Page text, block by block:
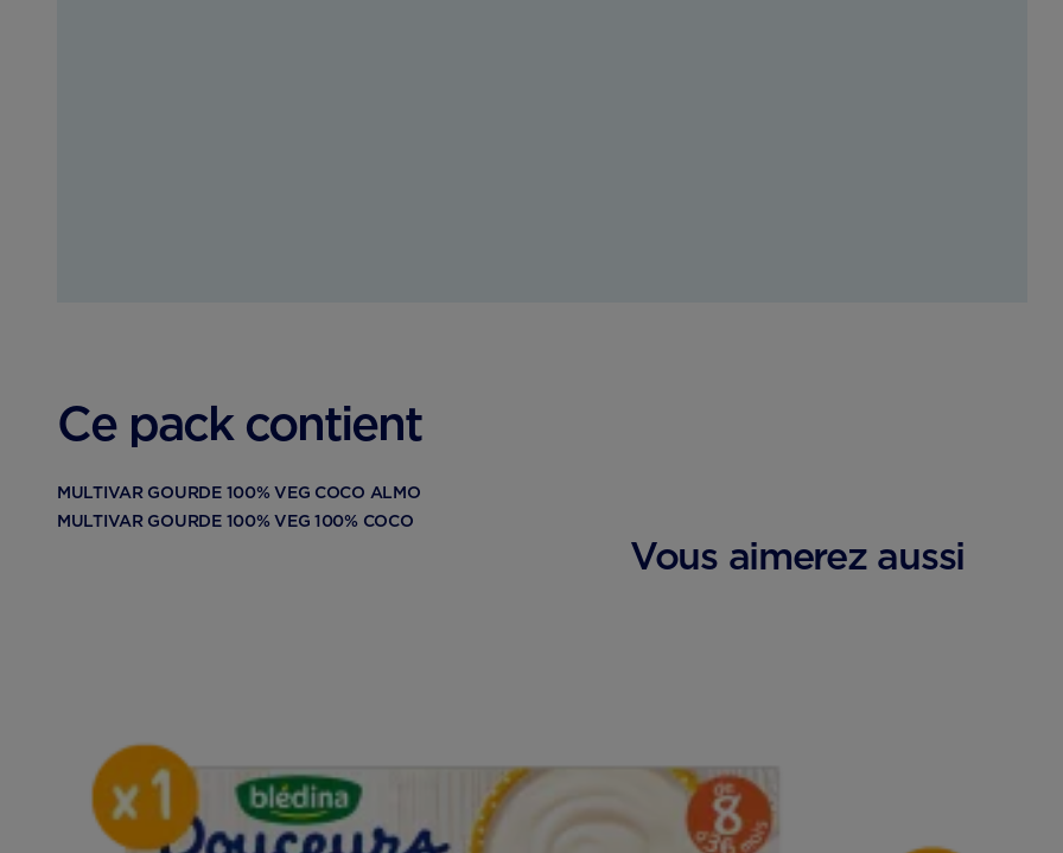
Ce pack contient
MULTIVAR GOURDE 100% VEG COCO ALMO
MULTIVAR GOURDE 100% VEG 100% COCO
Vous aimerez aussi